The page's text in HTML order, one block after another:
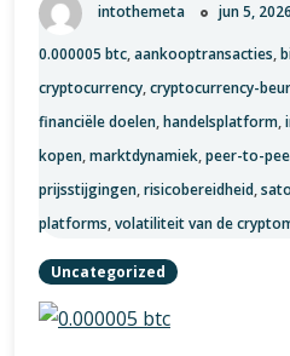
intothemeta jun 5, 2026
0.000005 btc,aankooptransacties,
cryptocurrency,cryptocurrency-
financiële doelen,handelsplatform,
kopen,marktdynamiek,peer-to-
prijsstijgingen,risicobereidheid,
platforms,volatiliteit van de
Uncategorized